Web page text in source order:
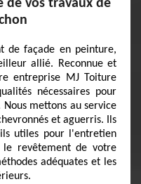
de vos travaux de
de façade en peinture,
allié. Reconnue et
entreprise MJ Toiture
nécessaires pour
mettons au service
et aguerris. Ils
utiles pour l'entretien
revêtement de votre
adéquates et les